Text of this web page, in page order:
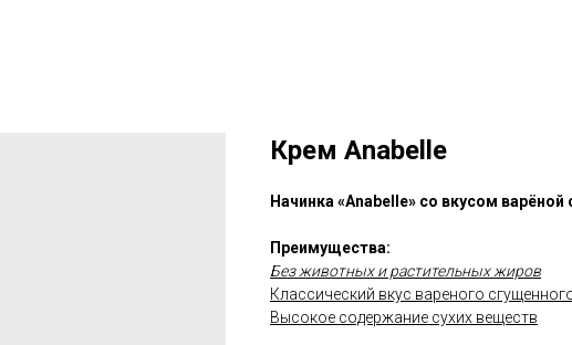
Крем Anabelle
Начинка «Anabelle» со вкусом
Преимущества:
Без животных и растительных жиров
Классический вкус вареного
Высокое содержание сухих веществ